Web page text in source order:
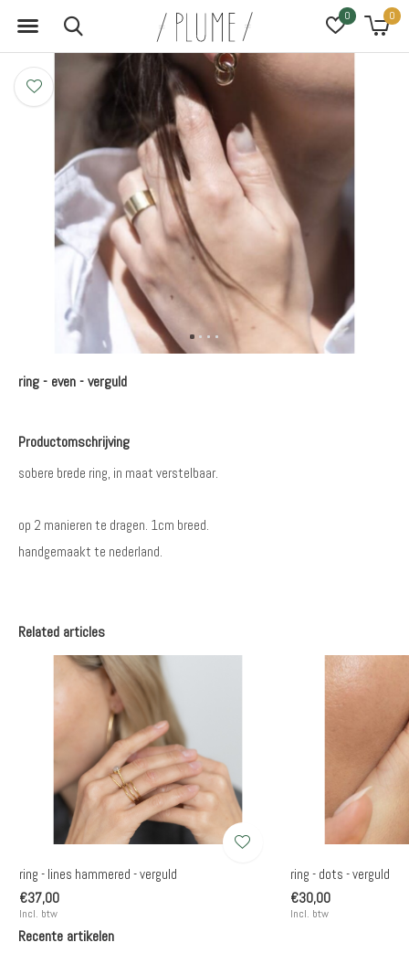
0 0
ring - even - verguld
Productomschrijving
sobere brede ring, in maat verstelbaar.
op 2 manieren te dragen. 1cm breed.
handgemaakt te nederland.
Related articles
ring - lines hammered - verguld
€37,00
Incl. btw
ring - dots - verguld
€30,00
Incl. btw
Recente artikelen